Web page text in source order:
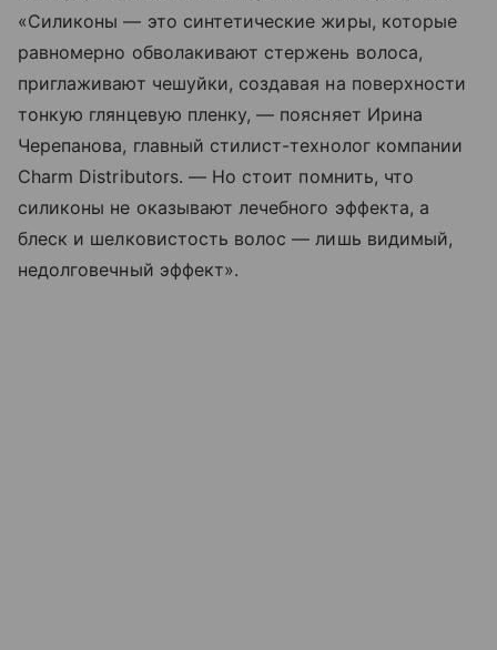
«Силиконы — это синтетические жиры, которые
равномерно обволакивают стержень волоса,
приглаживают чешуйки, создавая на поверхности
тонкую глянцевую пленку, — поясняет Ирина
Черепанова, главный стилист-технолог компании
Charm Distributors. — Но стоит помнить, что
силиконы не оказывают лечебного эффекта, а
блеск и шелковистость волос — лишь видимый,
недолговечный эффект».